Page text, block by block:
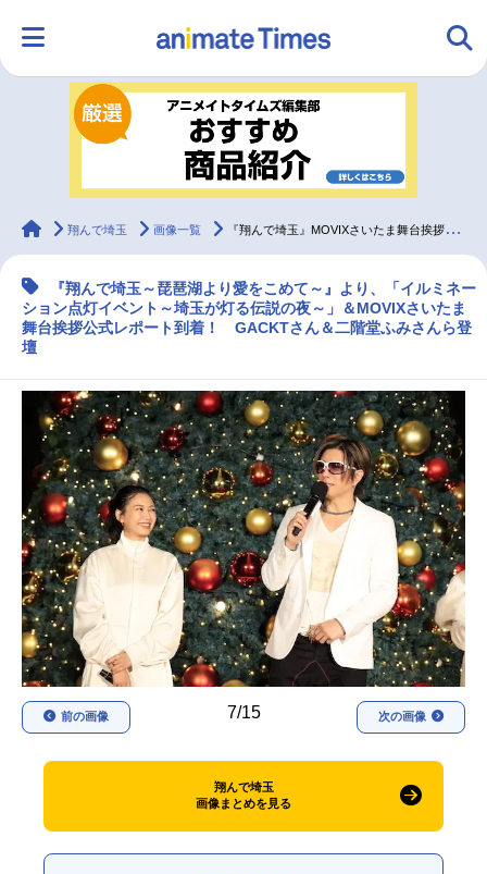
ランキング アニメ
ラジオ
マンガ・ラノベ ゲーム・アプリ 音楽 コスプレ
最新記事一覧
アニメ記事一覧 声優記事一覧
アニメ映画一覧 実写化映画一覧
今期アニメ曜日別一覧
春アニメ 夏アニメ
秋アニメ 冬アニメ
男性声優/女性声優一覧
FOLLOW US
animateTimes
翔んで埼玉 画像一覧 『翔んで埼玉』MOVIXさいたま舞台挨拶公式レポ
『翔んで埼玉～琵琶湖より愛をこめて～』より、「イルミネー
ション点灯イベント～埼玉が灯る伝説の夜～」＆MOVIXさいたま
舞台挨拶公式レポート到着！ GACKTさん＆二階堂ふみさんら登
壇
7/15
前の画像 次の画像
翔んで埼玉
画像まとめを見る